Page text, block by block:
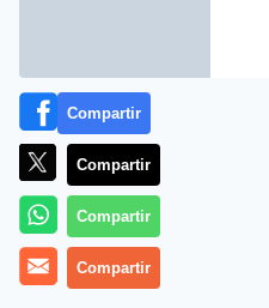
Compartir
Compartir
Compartir
Compartir